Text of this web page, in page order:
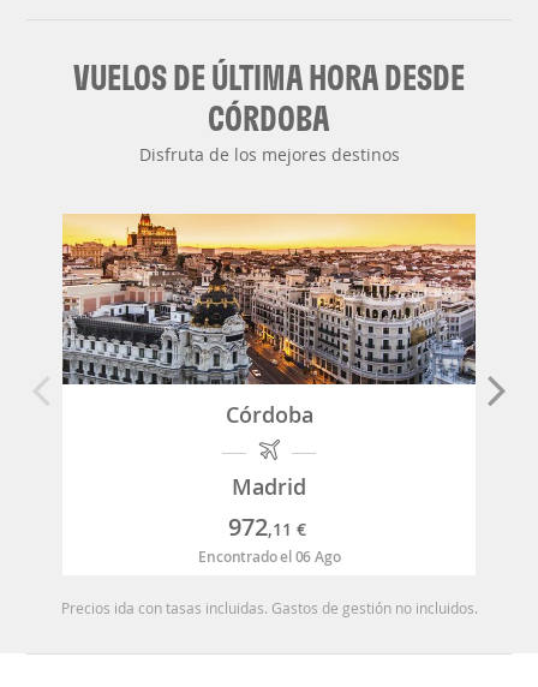
VUELOS DE ÚLTIMA HORA DESDE
CÓRDOBA
Disfruta de los mejores destinos
Córdoba
Madrid
972,11 €
Encontrado el 06 Ago
Precios ida con tasas incluidas. Gastos de gestión no incluidos.